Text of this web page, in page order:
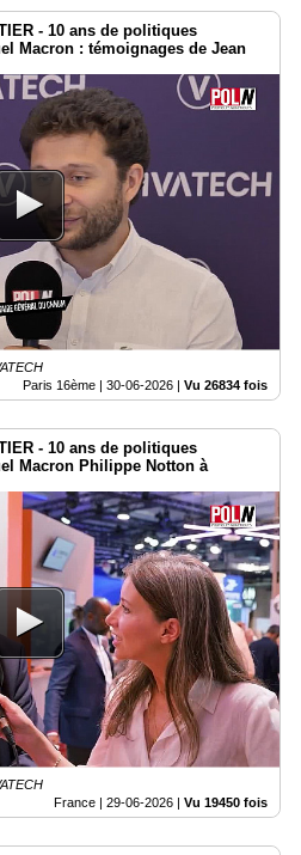
- 10 ans de politiques
Macron : témoignages de Jean
Paris 16ème | 30-06-2026 | Vu 26834 fois
- 10 ans de politiques
Macron Philippe Notton à
France | 29-06-2026 Vu 19450 fois